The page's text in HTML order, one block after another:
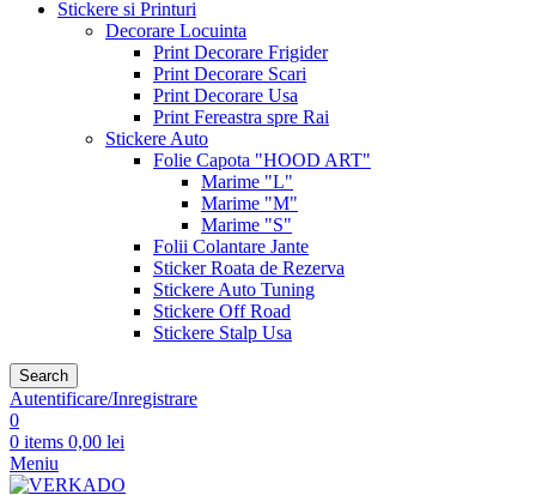
Stickere si Printuri
Decorare Locuinta
Print Decorare Frigider
Print Decorare Scari
Print Decorare Usa
Print Fereastra spre Rai
Stickere Auto
Folie Capota "HOOD ART"
Marime "L"
Marime "M"
Marime "S"
Folii Colantare Jante
Sticker Roata de Rezerva
Stickere Auto Tuning
Stickere Off Road
Stickere Stalp Usa
Search
Autentificare/Inregistrare
0
0 items 0,00 lei
Meniu